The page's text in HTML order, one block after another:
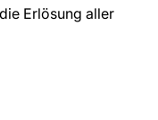
Erlösung aller